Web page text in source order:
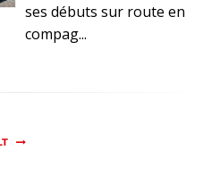
ses débuts sur route en
compag...